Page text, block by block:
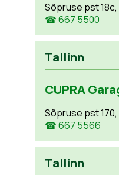
Sõpruse pst 18c,
☎ 667 5500
Tallinn
CUPRA
Sõpruse pst 170,
☎ 667 5566
Tallinn